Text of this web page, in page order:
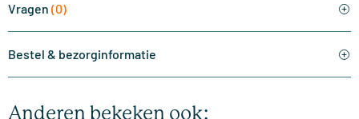
Vragen (0)
Bestel & bezorginformatie
Anderen bekeken ook: